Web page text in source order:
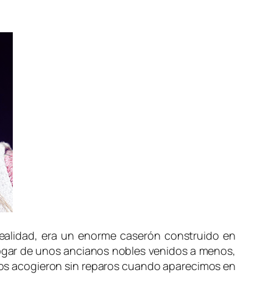
era un enorme caserón construido en
de unos ancianos nobles venidos a menos,
acogieron sin reparos cuando aparecimos en